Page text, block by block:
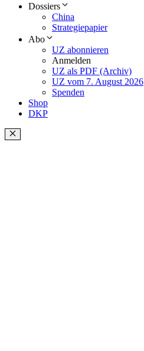
Dossiers
China
Strategiepapier
Abo
UZ abonnieren
Anmelden
UZ als PDF (Archiv)
UZ vom 7. August 2026
Spenden
Shop
DKP
Schließen